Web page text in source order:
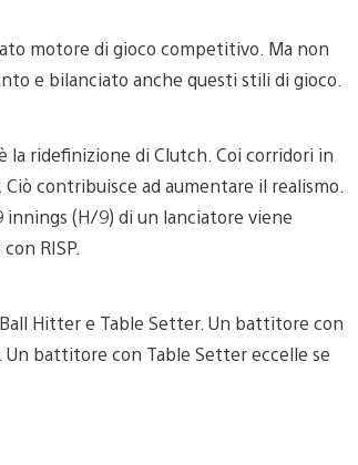
motore di gioco competitivo. Ma non
e bilanciato anche questi stili di gioco.
ridefinizione di Clutch. Coi corridori in
contribuisce ad aumentare il realismo.
(H/9) di un lanciatore viene
RISP.
Hitter e Table Setter. Un battitore con
Un battitore con Table Setter eccelle se